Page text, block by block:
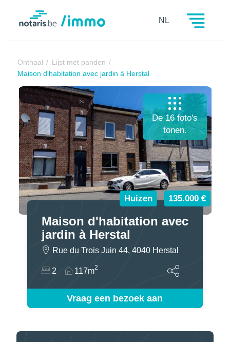
Notaris.be
NL
Onthaal
Lijst met panden
Maison d'habitation avec jardin à Herstal
Huizen 135.000 €
Maison d'habitation avec
jardin à Herstal
Rue du Trois Juin 44, 4040 Herstal
2 117m2
Vraag een bezoek aan
De 16 foto's
tonen.